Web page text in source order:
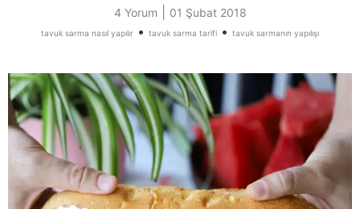
4 Yorum 01 Şubat 2018
tavuk sarma nasıl yapılır • tavuk sarma tarifi • tavuk sarmanın yapılışı